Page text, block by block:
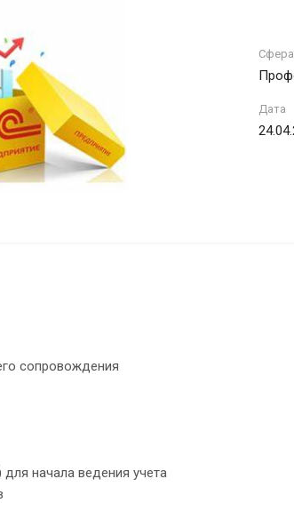
Сфера
Дата
сопровождения
начала ведения учета